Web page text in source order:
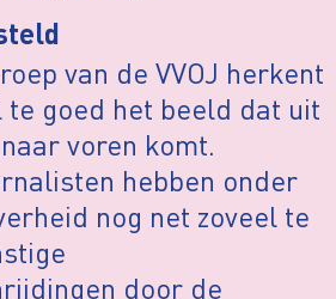
van de VVOJ herkent
goed het beeld dat uit
voren komt.
hebben onder
nog net zoveel te
door de